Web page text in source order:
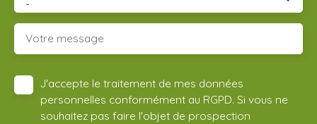
-
Votre message
J'accepte le traitement de mes données
personnelles conformément au RGPD. Si vous ne
souhaitez pas faire l'objet de prospection